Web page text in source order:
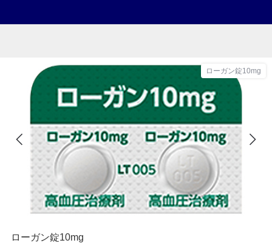
ローガン錠10mg
ローガン錠10mg